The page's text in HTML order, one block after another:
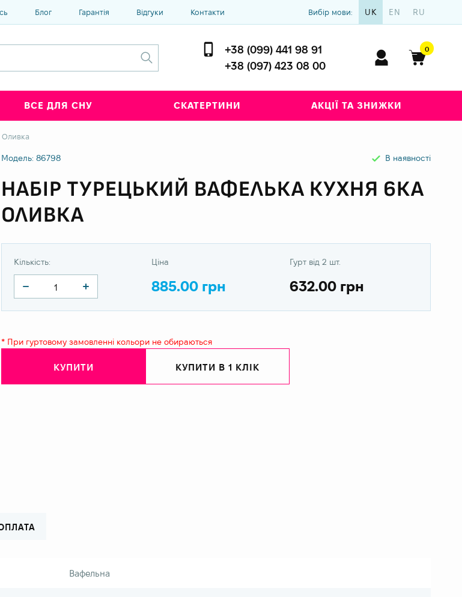
Блог Гарантія Відгуки Контакти Вибір мови: UK EN RU
+38 (099) 441 98 91
+38 (097) 423 08 00
0
ВСЕ ДЛЯ СНУ СКАТЕРТИНИ АКЦІЇ ТА ЗНИЖКИ
Оливка
Модель: 86798 В наявності
НАБІР ТУРЕЦЬКИЙ ВАФЕЛЬКА КУХНЯ 6КА
ОЛИВКА
Кількість: Ціна
885.00 грн
Гурт від 2 шт.
632.00 грн
* При гуртовому замовленні кольори не обираються
КУПИТИ КУПИТИ В 1 КЛІК
Вафельна